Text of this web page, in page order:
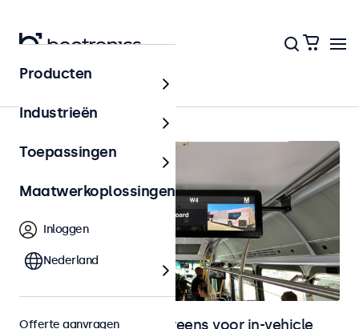
In-vehicle
Monitoren en touchscreens voor in-vehicle
Producten
Industrieën
Toepassingen
Maatwerkoplossingen
Inloggen
Nederland
Offerte aanvragen